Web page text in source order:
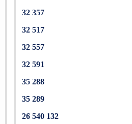
32 357
32 517
32 557
32 591
35 288
35 289
26 540 132